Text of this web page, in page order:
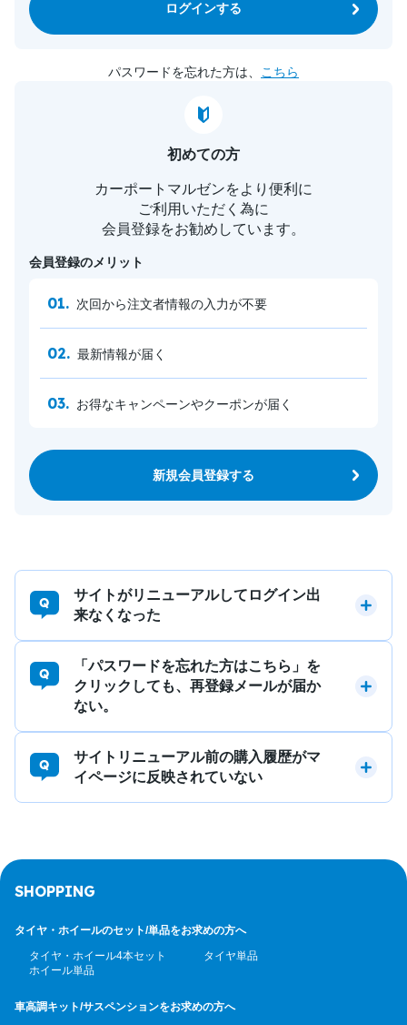
ログインする
パスワードを忘れた方は、 こちら
初めての方
カーポートマルゼンをより便利に
ご利用いただく為に
会員登録をお勧めしています。
会員登録のメリット
次回から注文者情報の入力が不要
最新情報が届く
お得なキャンペーンやクーポンが届く
新規会員登録する
サイトがリニューアルしてログイン出
来なくなった
「パスワードを忘れた方はこちら」を
クリックしても、再登録メールが届か
ない。
サイトリニューアル前の購入履歴がマ
イページに反映されていない
SHOPPING
タイヤ・ホイールのセット/単品をお求めの方へ
タイヤ・ホイール4本セット
タイヤ単品
ホイール単品
車高調キット/サスペンションをお求めの方へ